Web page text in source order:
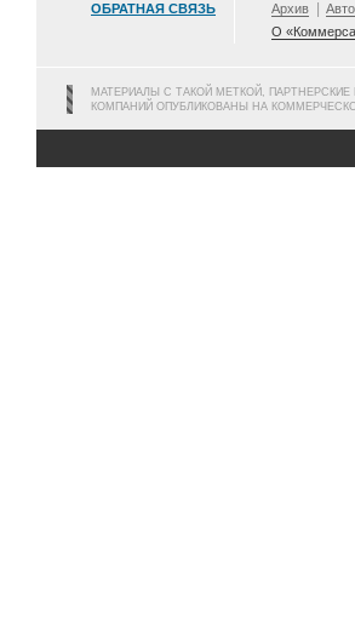
ОБРАТНАЯ СВЯЗЬ Архив
О
МАТЕРИАЛЫ С ТАКОЙ МЕТКОЙ,
КОМПАНИЙ ОПУБЛИКОВАНЫ НА